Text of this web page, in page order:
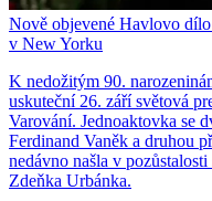
Nově objevené Havlovo
v New Yorku
K nedožitým 90.
uskuteční 26. září světová
Varování. Jednoaktovka se
Ferdinand Vaněk a druhou
nedávno našla v
Zdeňka Urbánka.